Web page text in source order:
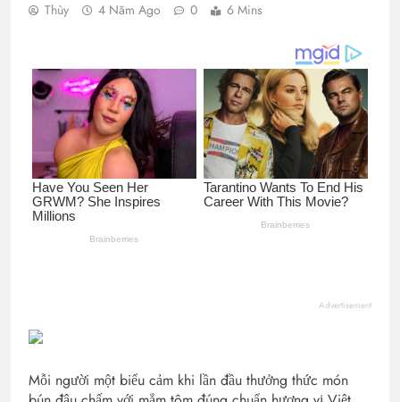
Thùy 4 Năm Ago 0 6 Mins
Advertisement
Mỗi người một biểu cảm khi lần đầu thưởng thức món